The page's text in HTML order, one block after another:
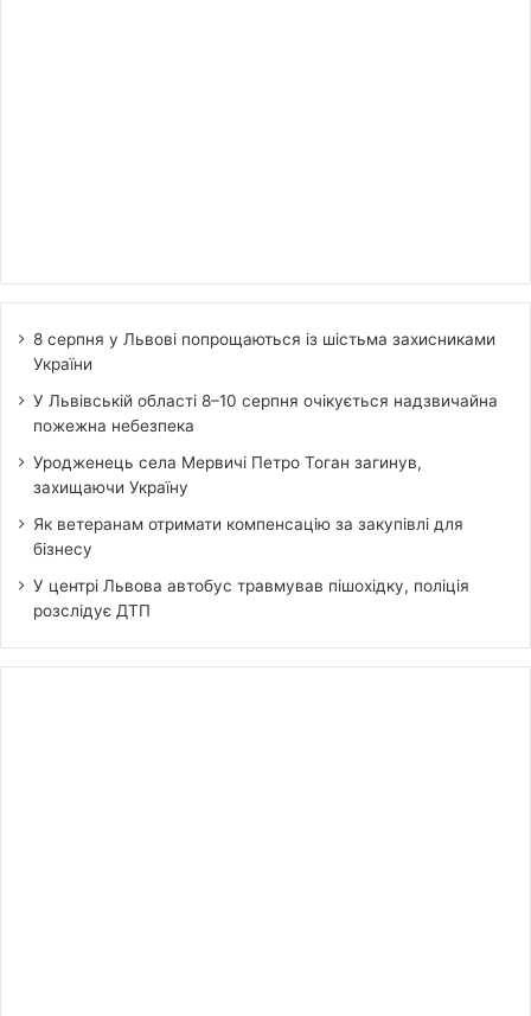
8 серпня у Львові попрощаються із шістьма захисниками
України
У Львівській області 8–10 серпня очікується надзвичайна
пожежна небезпека
Уродженець села Мервичі Петро Тоган загинув,
захищаючи Україну
Як ветеранам отримати компенсацію за закупівлі для
бізнесу
У центрі Львова автобус травмував пішохідку, поліція
розслідує ДТП